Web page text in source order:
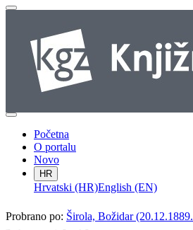
Početna
O portalu
Novo
HR
Hrvatski (HR)English (EN)
Probrano po: Širola, Božidar